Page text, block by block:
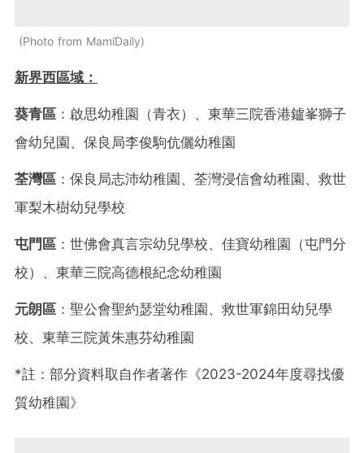
Photo from MamiDaily
新界西區域：
葵青區 ：啟思幼稚園（青衣）、東華三院香港鑪峯獅子
會幼兒園、保良局李俊駒伉儷幼稚園
荃灣區 ：保良局志沛幼稚園、荃灣浸信會幼稚園、救世
軍梨木樹幼兒學校
屯門區 ：世佛會真言宗幼兒學校、佳寶幼稚園（屯門分
校）、東華三院高德根紀念幼稚園
元朗區 ：聖公會聖約瑟堂幼稚園、救世軍錦田幼兒學
校、東華三院黃朱惠芬幼稚園
*註：部分資料取自作者著作《2023-2024年度尋找優
質幼稚園》